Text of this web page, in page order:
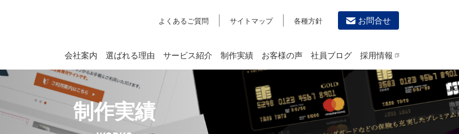
よくあるご質問 サイトマップ 各種方針 お問合せ
会社案内 選ばれる理由 サービス紹介
システム開発
SYSTEM DEVELOPMENT
Webシステム開発
デザイン作成・印刷サービス
PRINTING
チラシ/フライヤーデザインの制作・印刷
制作実績 お客様の声 社員ブログ 採用情報
制作実績